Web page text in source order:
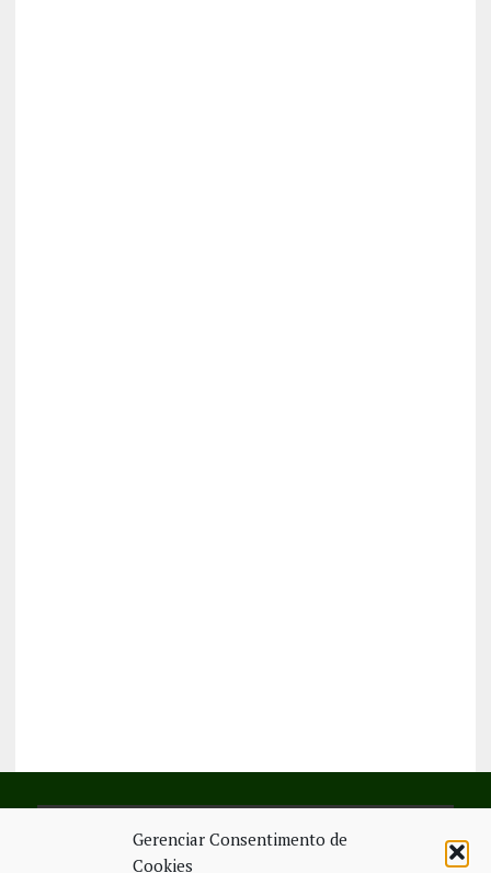
Gerenciar Consentimento de
Cookies
SIGA-NOS NO FACEBOOK